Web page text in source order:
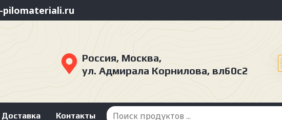
pilomateriali.ru
Россия, Москва,
ул. Адмирала Корнилова, вл60с2
Доставка Контакты